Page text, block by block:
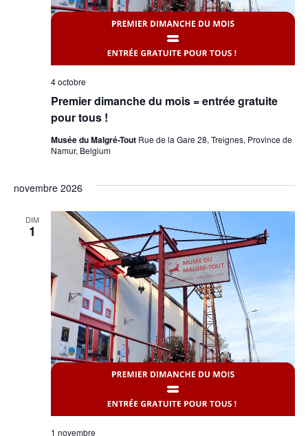
Premier dimanche du mois = entrée gratuite
pour tous !
4 octobre
Musée du Malgré-Tout Rue de la Gare 28, Treignes, Province de
Namur, Belgium
novembre 2026
DIM
1
1 novembre